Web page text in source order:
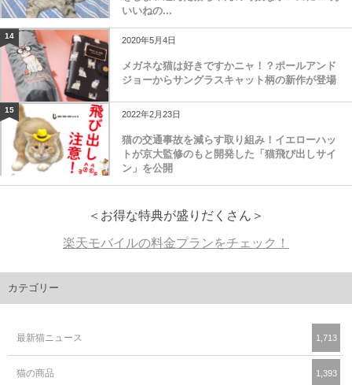
いいねの...
14 2020年5月4日
メガネな猫は好きですかニャ！？ポールアンド
ジョーからサングラスキャット柄の新作が登場
15 2022年2月23日
猫の交通事故を減らす取り組み！イエローハッ
トが京大監修のもと開発した「猫飛び出しサイ
ン」を公開
＜お得な特典が盛りだくさん＞
楽天モバイルの料金プランをチェック！
カテゴリー
最新猫ニュース 1,713
猫の商品 1,393